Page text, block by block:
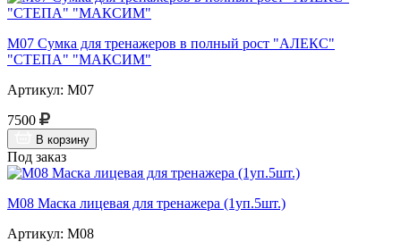
М07 Сумка для тренажеров в полный рост "АЛЕКС"
"СТЕПА" "МАКСИМ"
Артикул: М07
7500
В корзину
Под заказ
М08 Маска лицевая для тренажера (1уп.5шт.)
Артикул: М08